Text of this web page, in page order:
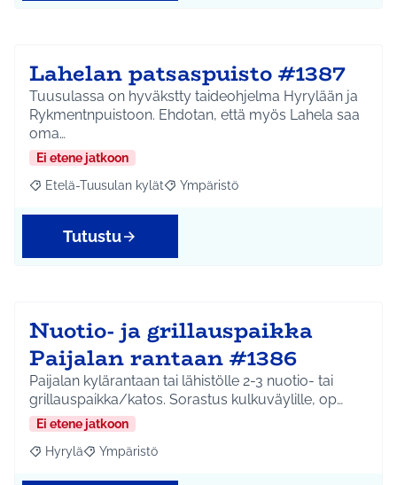
Lahelan patsaspuisto #1387
Tuusulassa on hyväkstty taideohjelma Hyrylään ja
Rykmentnpuistoon. Ehdotan, että myös Lahela saa
oma…
Ei etene jatkoon
Rajaa tulokset aihepiirin mukaan: Etelä-Tuusulan kylät
Etelä-Tuusulan kylät Rajaa tulokset teeman mukaan:
Ympäristö
Tutustu
Nuotio- ja grillauspaikka
Paijalan rantaan #1386
Paijalan kylärantaan tai lähistölle 2-3 nuotio- tai
grillauspaikka/katos. Sorastus kulkuväylille, op…
Ei etene jatkoon
Rajaa tulokset aihepiirin mukaan: Hyrylä
Hyrylä Rajaa tulokset teeman mukaan: Ympäristö
Ympäristö